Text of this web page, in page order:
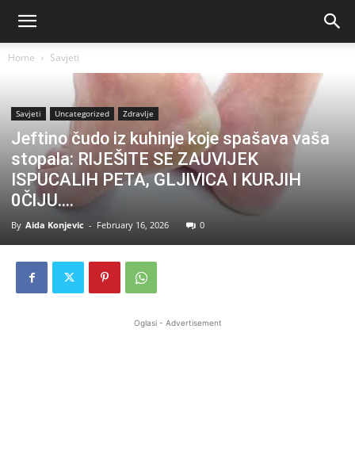
Home Savjeti
Savjeti Uncategorized Zdravlje
Jeftino čudo iz kuhinje koje spašava vaša
stopala: RlJEŠlTE SE ZAUVlJEK
ISPUCALlH PETA, GLJlVlCA I KURJlH
0ČlJU….
By Aida Konjevic - February 16, 2026 0
Oglasi - Advertisement